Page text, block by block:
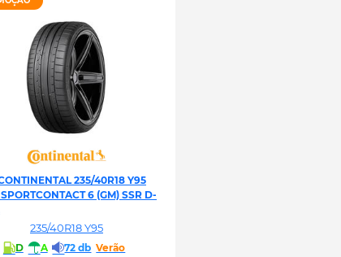
235/40R18 Y95
6 (GM) SSR D-
235/40R18 Y95
D A 72 db Verão